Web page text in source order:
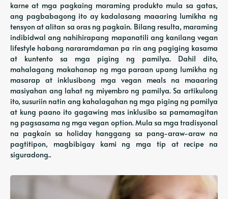
karne at mga pagkaing maraming produkto mula sa gatas,
ang pagbabagong ito ay kadalasang maaaring lumikha ng
tensyon at alitan sa oras ng pagkain. Bilang resulta, maraming
indibidwal ang nahihirapang mapanatili ang kanilang vegan
lifestyle habang nararamdaman pa rin ang pagiging kasama
at kuntento sa mga piging ng pamilya. Dahil dito,
mahalagang makahanap ng mga paraan upang lumikha ng
masarap at inklusibong mga vegan meals na maaaring
masiyahan ang lahat ng miyembro ng pamilya. Sa artikulong
ito, susuriin natin ang kahalagahan ng mga piging ng pamilya
at kung paano ito gagawing mas inklusibo sa pamamagitan
ng pagsasama ng mga vegan option. Mula sa mga tradisyonal
na pagkain sa holiday hanggang sa pang-araw-araw na
pagtitipon, magbibigay kami ng mga tip at recipe na
siguradong..